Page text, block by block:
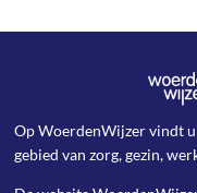
Op WoerdenWijzer vindt
gebied van zorg, gezin,